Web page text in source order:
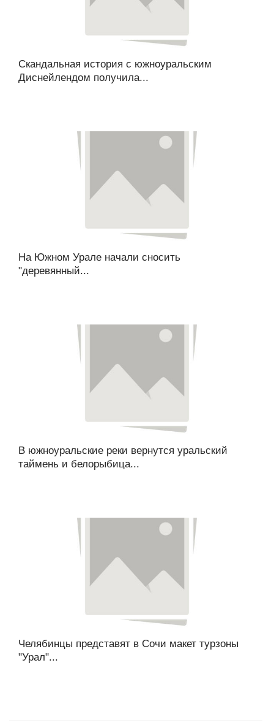
Скандальная история с южноуральским
Диснейлендом получила...
На Южном Урале начали сносить
"деревянный...
В южноуральские реки вернутся уральский
таймень и белорыбица...
Челябинцы представят в Сочи макет турзоны
"Урал"...